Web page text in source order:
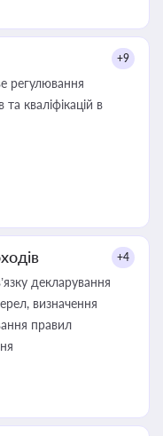
+9
регулювання
та кваліфікацій в
+4
декларування
визначення
правил